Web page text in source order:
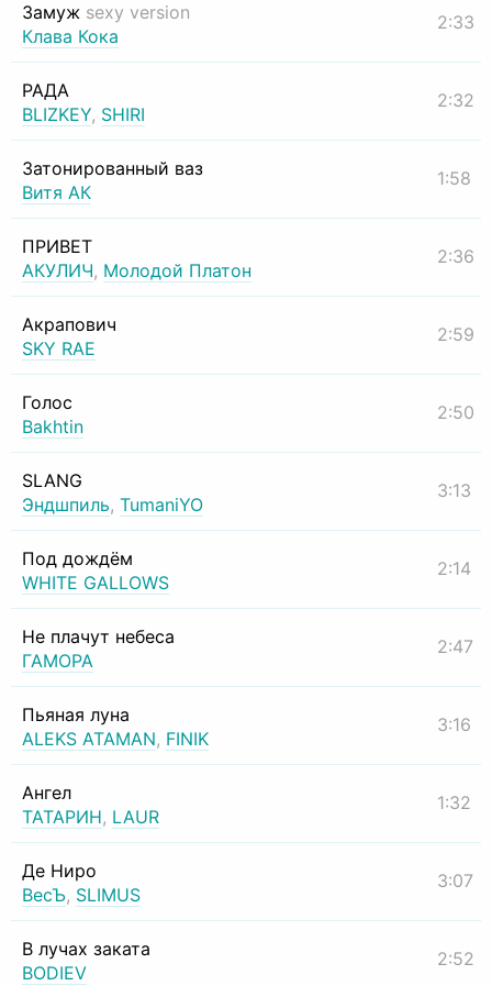
Замуж sexy version
Клава Кока
2:33
РАДА
BLIZKEY, SHIRI
2:32
Затонированный ваз
Витя АК
1:58
ПРИВЕТ
АКУЛИЧ, Молодой Платон
2:36
Акрапович
SKY RAE
2:59
Голос
Bakhtin
2:50
SLANG
Эндшпиль, TumaniYO
3:13
Под дождём
WHITE GALLOWS
2:14
Не плачут небеса
ГАМОРА
2:47
Пьяная луна
ALEKS ATAMAN, FINIK
3:16
Ангел
ТАТАРИН, LAUR
1:32
Де Ниро
ВесЪ, SLIMUS
3:07
В лучах заката
BODIEV
2:52